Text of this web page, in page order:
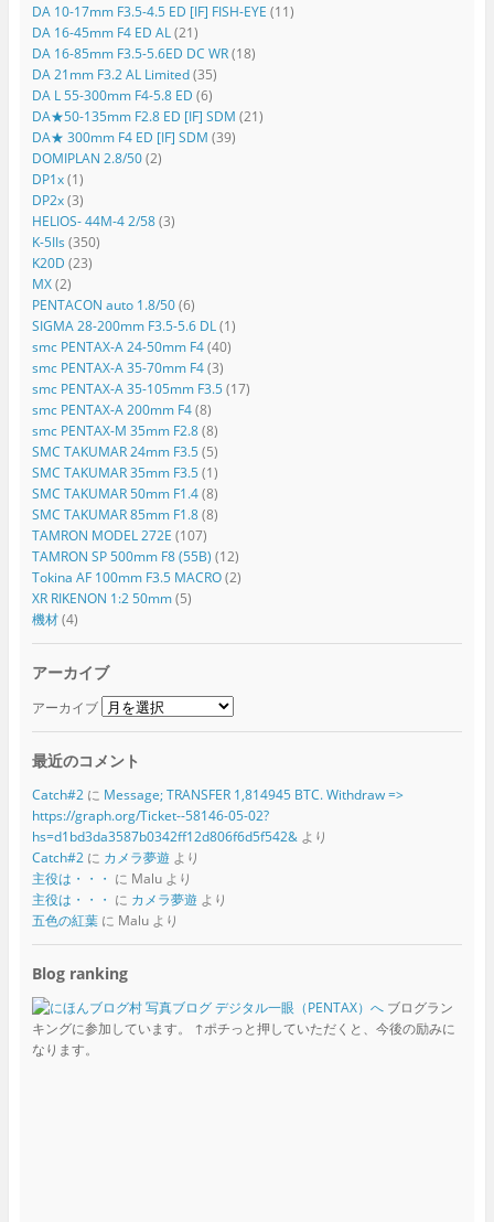
DA 10-17mm F3.5-4.5 ED [IF] FISH-EYE (11)
DA 16-45mm F4 ED AL(21)
DA 16-85mm F3.5-5.6ED DC WR(18)
DA 21mm F3.2 AL Limited(35)
DA L 55-300mm F4-5.8 ED (6)
DA★50-135mm F2.8 ED [IF] SDM (21)
DA★ 300mm F4 ED [IF] SDM (39)
DOMIPLAN 2.8/50(2)
DP1x(1)
DP2x(3)
HELIOS- 44M-4 2/58(3)
K-5IIs (350)
K20D (23)
MX(2)
PENTACON auto 1.8/50(6)
SIGMA 28-200mm F3.5-5.6 DL(1)
smc PENTAX-A 24-50mm F4(40)
smc PENTAX-A 35-70mm F4(3)
smc PENTAX-A 35-105mm F3.5(17)
smc PENTAX-A 200mm F4(8)
smc PENTAX-M 35mm F2.8(8)
SMC TAKUMAR 24mm F3.5(5)
SMC TAKUMAR 35mm F3.5(1)
SMC TAKUMAR 50mm F1.4(8)
SMC TAKUMAR 85mm F1.8(8)
TAMRON MODEL 272E (107)
TAMRON SP 500mm F8 (55B) (12)
Tokina AF 100mm F3.5 MACRO(2)
XR RIKENON 1:2 50mm(5)
機材(4)
アーカイブ
アーカイブ
最近のコメント
Catch#2に Message; TRANSFER 1,814945 BTC. Withdraw =>
https://graph.org/Ticket--58146-05-02?
hs=d1bd3da3587b0342ff12d806f6d5f542&より
Catch#2に カメラ夢遊より
主役は・・・ に Maluより
主役は・・・ に カメラ夢遊より
五色の紅葉に Maluより
Blog ranking
ブログラン
キングに参加しています。 ↑ポチっと押していただくと、今後の励みに
なります。